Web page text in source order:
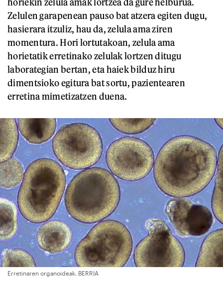
Zelulen garapenean pauso bat atzera egiten dugu,
hasierara itzuliz, hau da, zelula ama ziren
momentura. Hori lortutakoan, zelula ama
horietatik erretinako zelulak lortzen ditugu
laborategian bertan, eta haiek bilduz hiru
dimentsioko egitura bat sortu, pazientearen
erretina mimetizatzen duena.
Erretinaren organoideak. BERRIA